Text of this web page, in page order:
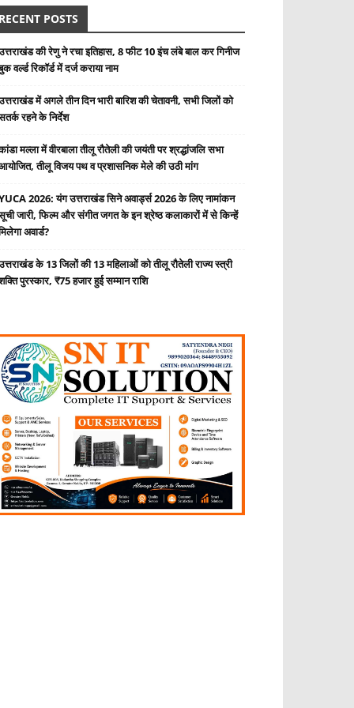
POSTS
की रेणु ने रचा इतिहास, 8 फीट 10 इंच लंबे बाल कर गिनीज
वर्ल्ड रिकॉर्ड में दर्ज कराया नाम
में अगले तीन दिन भारी बारिश की चेतावनी, सभी जिलों को
रहने के निर्देश
मल्ला में वीरबाला तीलू रौतेली की जयंती पर श्रद्धांजलि सभा
तीलू विजय पथ व प्रशासनिक मेले की उठी मांग
2026: यंग उत्तराखंड सिने अवार्ड्स 2026 के लिए नामांकन
जारी, फिल्म और संगीत जगत के इन श्रेष्ठ कलाकारों में से किन्हें
अवार्ड?
के 13 जिलों की 13 महिलाओं को तीलू रौतेली राज्य स्त्री
पुरस्कार, ₹75 हजार हुई सम्मान राशि